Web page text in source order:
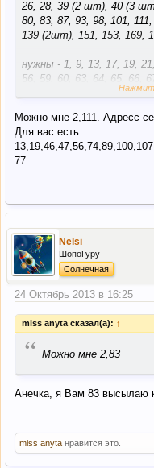
26, 28, 39 (2 шт), 40 (3
80, 83, 87, 93, 98, 101,
139 (2шт), 151, 153, 169,
нужны - 1, 9, 13, 17, 19,
56, 59, 60, 63, 64, 65, 66,
94, 96, 99, 100, 102, 104,
152, 156, 158, 159, 164,
176, 177, 179, 180
Можно мне 2,111. Адресс
Для вас есть
77
Nelsi
ШопоГуру
Солнечная
24 Октябрь 2013 в 16:25
miss anyta сказал(а): ↑
“ Можно мне 2,83
Анечка, я Вам 83 высылаю
miss anyta нравится это.